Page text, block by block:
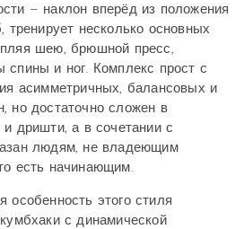
– наклон вперёд из положения
тренирует несколько основных
шею, брюшной пресс,
и ног. Комплекс прост с
асимметричных, балансовых и
но достаточно сложен в
дришти, а в сочетании с
людям, не владеющим
есть начинающим.
особенность этого стиля
с динамической